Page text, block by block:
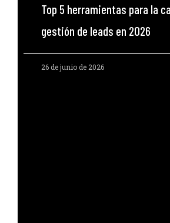
Top 5 herramientas para la
gestión de leads en 2026
26 de junio de 2026